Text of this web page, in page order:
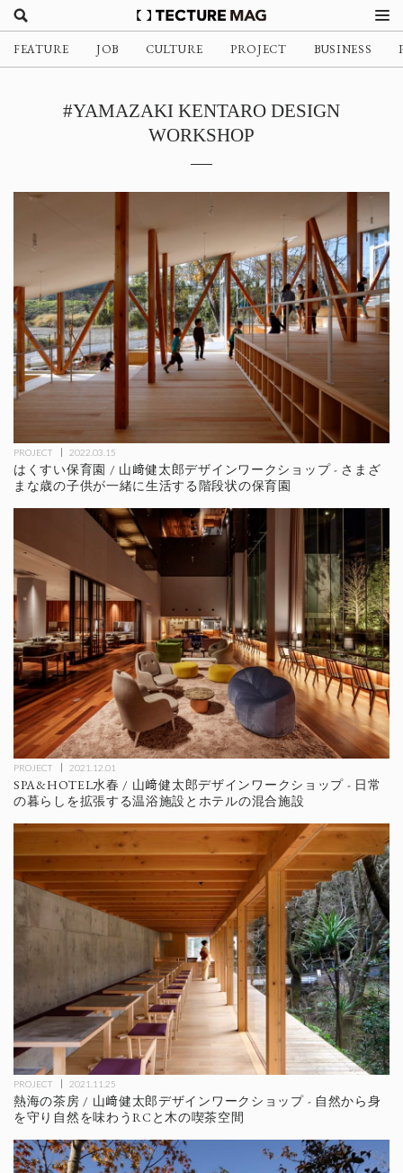
FEATURE JOB CULTURE PROJECT BUSINESS
#YAMAZAKI KENTARO DESIGN
WORKSHOP
PROJECT 2022.03.15
はくすい保育園 / 山﨑健太郎デザインワークショップ - さまざ
まな歳の子供が一緒に生活する階段状の保育園
PROJECT 2021.12.01
SPA&HOTEL水春 / 山﨑健太郎デザインワークショップ - 日常
の暮らしを拡張する温浴施設とホテルの混合施設
PROJECT 2021.11.25
熱海の茶房 / 山﨑健太郎デザインワークショップ - 自然から身
を守り自然を味わうRCと木の喫茶空間